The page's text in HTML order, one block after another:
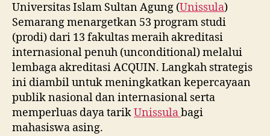
Universitas Islam Sultan Agung (Unissula)
Semarang menargetkan 53 program studi
(prodi) dari 13 fakultas meraih akreditasi
internasional penuh (unconditional) melalui
lembaga akreditasi ACQUIN. Langkah strategis
ini diambil untuk meningkatkan kepercayaan
publik nasional dan internasional serta
memperluas daya tarikUnissulabagi
mahasiswa asing.